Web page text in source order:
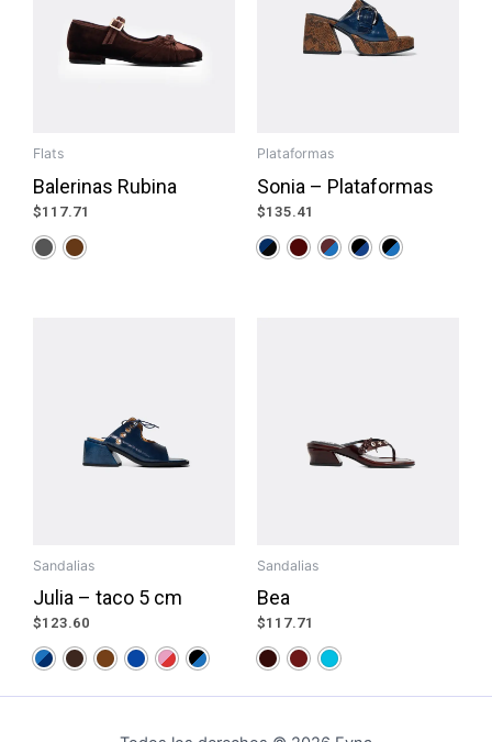
Flats
Balerinas Rubina
$117.71
Plataformas
Sonia – Plataformas
$135.41
Sandalias
Julia – taco 5 cm
$123.60
Sandalias
Bea
$117.71